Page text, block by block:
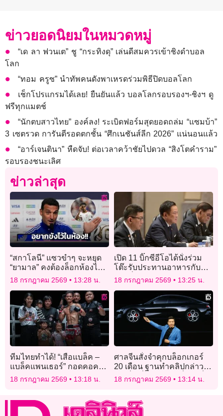
ข่าวยอดนิยมในหมวดหมู่
“เด ลา ฟวนเต” ชู “กระทิงดุ” เล่นดีสมควรเข้าชิงดำบอล
โลก
“ทอม ครูซ” นำทัพคนดังพาเหรดร่วมพิธีปิดบอลโลก
เช็กโปรแกรมได้เลย! ยืนยันแล้ว บอลโลกรอบรองฯ-ชิงฯ ดู
ฟรีทุกแมตช์
“นักตบสาวไทย” องค์ลง! ระเบิดฟอร์มสุดยอดถล่ม “แซมบ้า”
3 เซตรวด การันตีรอดตกชั้น “ศึกเนชันส์ลีก 2026” แน่นอนแล้ว
“อาร์เจนตินา” หืดจับ! ต่อเวลาคว้าชัยไปดวล “สิงโตคำราม”
รอบรองชนะเลิศ
ข่าวล่าสุด
“สกาโลนี” แซวขำๆ จะหยุด
“ยามาล” คงต้องล็อกห้องไม่
ให้ออกมาเล่นนัดชิงบอลโลก
18 กรกฎาคม 2569 13:28 น.
เปิด 11 บิ๊กซีอีโอได้นั่งร่วม
โต๊ะรับประทานอาหารกับนา
ยกฯที่เฉิงตู
18 กรกฎาคม 2569 13:25 น.
ทีมไทยทำได้! “เสือแบล็ค –
แบล็คแพนเธอร์” กอดคอคว้า
ชัย ศึก ONE Fight Night 45
18 กรกฎาคม 2569 13:18 น.
ศาลจีนสั่งจำคุกบล็อกเกอร์
20 เดือน ฐานทำคลิปกล่าว
หาเท็จเกี่ยวกับรถ “เสี่ยวหมี่”
18 กรกฎาคม 2569 13:14 น.